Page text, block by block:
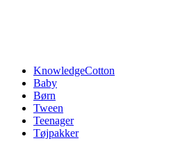
KnowledgeCotton
Baby
Børn
Tween
Teenager
Tøjpakker